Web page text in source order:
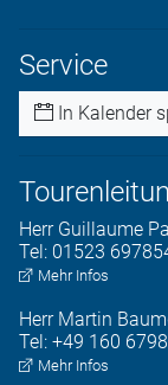
Service
In Kalender
Herr Guillaume
Tel: 01523
Mehr Infos
Herr Martin
Tel: +49 160
Mehr Infos